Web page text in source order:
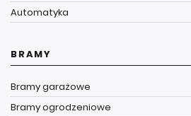
Automatyka
BRAMY
Bramy garażowe
Bramy ogrodzeniowe